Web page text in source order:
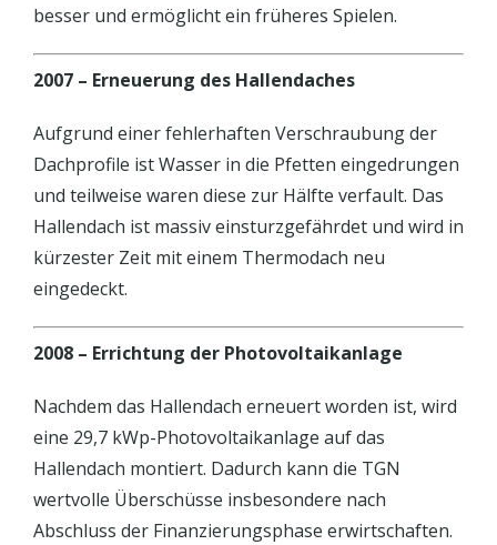
besser und ermöglicht ein früheres Spielen.
2007 – Erneuerung des Hallendaches
Aufgrund einer fehlerhaften Verschraubung der
Dachprofile ist Wasser in die Pfetten eingedrungen
und teilweise waren diese zur Hälfte verfault. Das
Hallendach ist massiv einsturzgefährdet und wird in
kürzester Zeit mit einem Thermodach neu
eingedeckt.
2008 – Errichtung der Photovoltaikanlage
Nachdem das Hallendach erneuert worden ist, wird
eine 29,7 kWp-Photovoltaikanlage auf das
Hallendach montiert. Dadurch kann die TGN
wertvolle Überschüsse insbesondere nach
Abschluss der Finanzierungsphase erwirtschaften.